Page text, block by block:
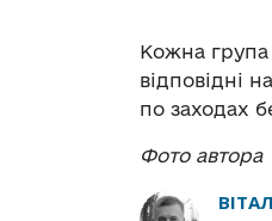
Кожна група
відповідні
по заходах
Фото автора